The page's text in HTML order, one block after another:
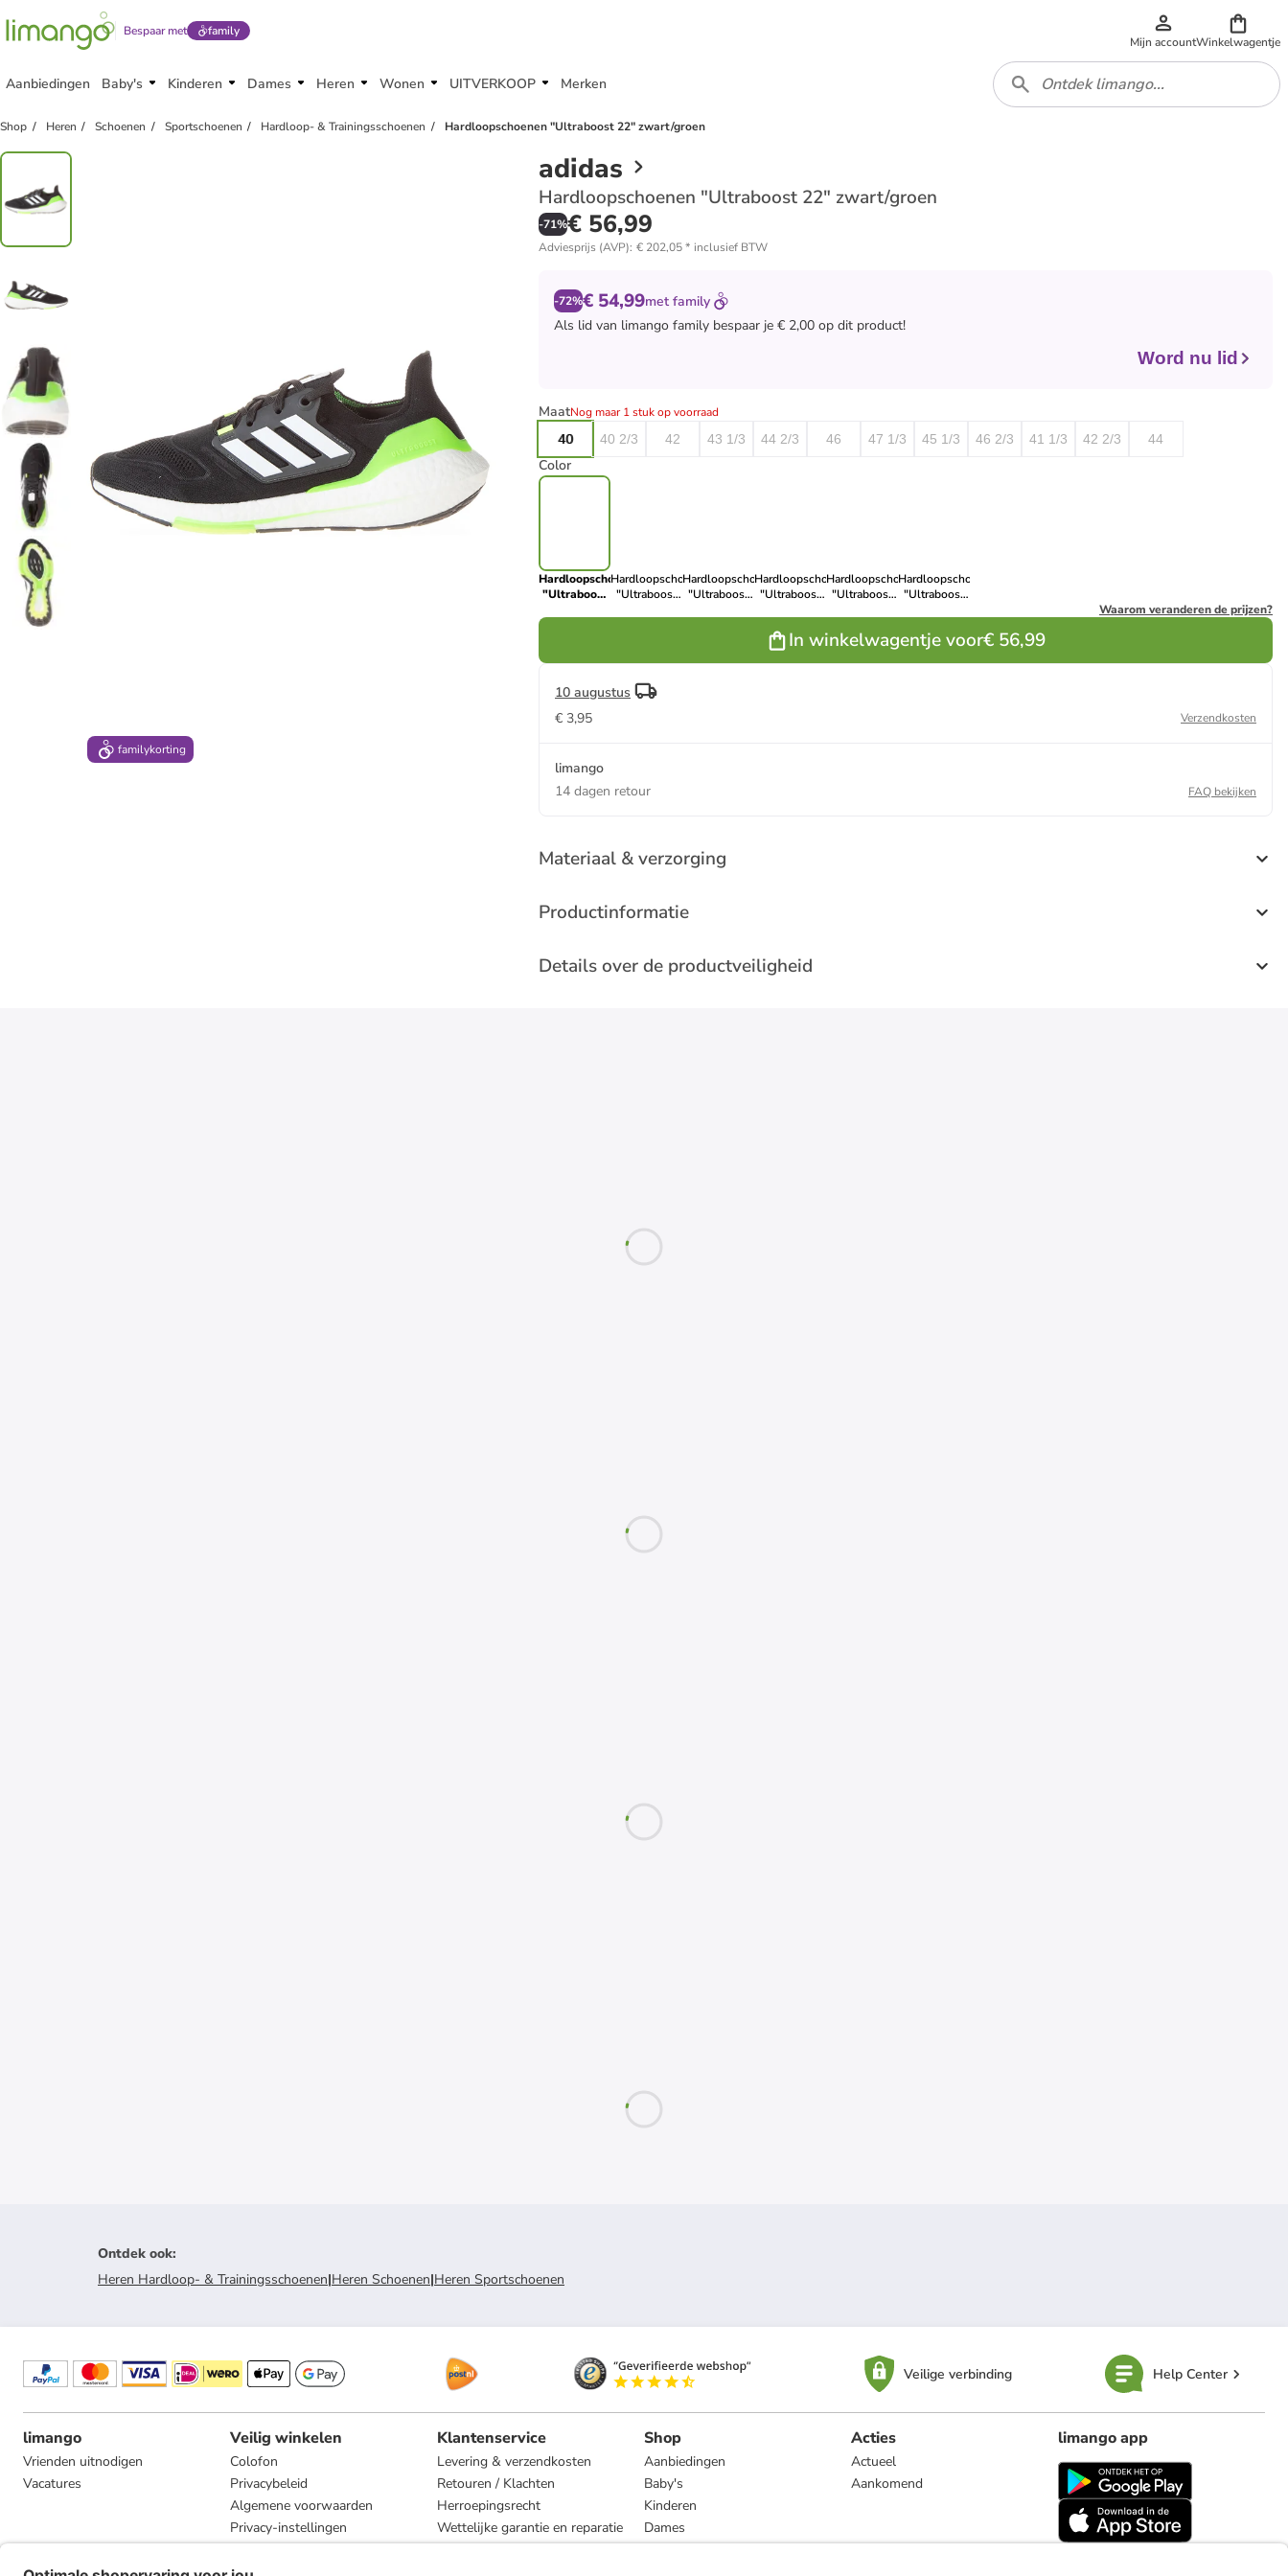
Bespaar met family
Mijn accountWinkelwagentje
Aanbiedingen Baby's Kinderen Dames Heren Wonen UITVERKOOP Merken
Shop Heren Schoenen Sportschoenen Hardloop- & Trainingsschoenen Hardloopschoenen "Ultraboost 22" zwart/groen
family korting
familykorting
adidas
Hardloopschoenen "Ultraboost 22" zwart/groen
-71%€ 56,99
Adviesprijs (AVP): € 202,05* inclusief BTW
-72%€ 54,99met family
Als lid van limango family bespaar je € 2,00 op dit product!
Word nu lid
MaatNog maar 1 stuk op voorraad
40
40 2/3 42 43 1/3 44 2/3 46 47 1/3 45 1/3 46 2/3 41 1/3 42 2/3 44
Color
Hardloopschoenen
"Ultraboost
zwart/groen
Hardloopschoenen
"Ultraboost
Hardloopschoenen
"Ultraboost
Hardloopschoenen
"Ultraboost
Hardloopschoenen
"Ultraboost
Hardloopschoenen
"Ultraboost
Waarom veranderen de prijzen?
In winkelwagentje voor€ 56,99
10 augustus
€ 3,95
Verzendkosten
limango
14 dagen retour
FAQ bekijken
Materiaal & verzorging
Productinformatie
Details over de productveiligheid
Ontdek ook:
Heren Hardloop- & Trainingsschoenen|Heren Schoenen|Heren Sportschoenen
Veilige verbinding Help Center
limango
Vrienden uitnodigen
Vacatures
Veilig winkelen
Colofon
Privacybeleid
Algemene voorwaarden
Privacy-instellingen
Compliance
Klantenservice
Levering & verzendkosten
Retouren / Klachten
Herroepingsrecht
Wettelijke garantie en reparatie
Shop
Aanbiedingen
Baby's
Kinderen
Dames
Heren
Acties
Actueel
Aankomend
limango app